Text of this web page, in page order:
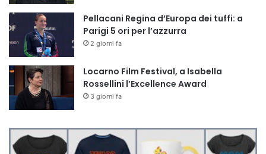
Pellacani Regina d’Europa dei tuffi: a
Parigi 5 ori per l’azzurra
2 giorni fa
Locarno Film Festival, a Isabella
Rossellini l’Excellence Award
3 giorni fa